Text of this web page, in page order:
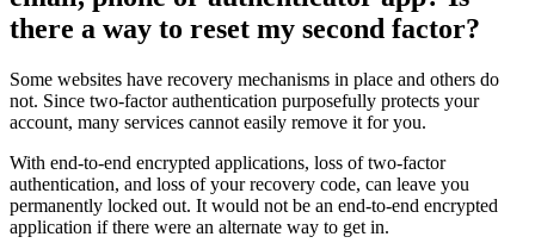
there a way to reset my second factor?
Some websites have recovery mechanisms in place and others do
not. Since two-factor authentication purposefully protects your
account, many services cannot easily remove it for you.
With end-to-end encrypted applications, loss of two-factor
authentication, and loss of your recovery code, can leave you
permanently locked out. It would not be an end-to-end encrypted
application if there were an alternate way to get in.